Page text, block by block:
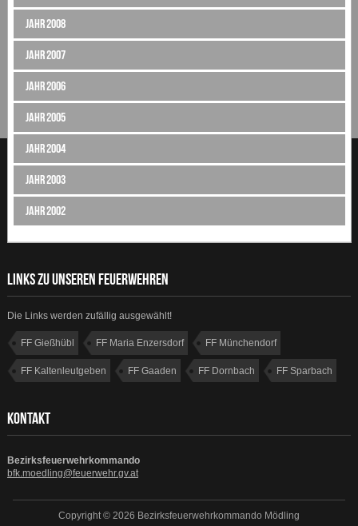
Jahr 2008
Jahr 2007
Jahr 2006
Jahr 2005
Jahr 2004
Jahr 2003
Jahr 2002
LINKS ZU UNSEREN FEUERWEHREN
Die Links werden zufällig ausgewählt!
FF Gießhübl FF Maria Enzersdorf FF Münchendorf
FF Kaltenleutgeben FF Gaaden FF Dornbach FF Sparbach
KONTAKT
Bezirksfeuerwehrkommando
bfk.moedling@feuerwehr.gv.at
Copyright © 2026 Bezirksfeuerwehrkommando Mödling